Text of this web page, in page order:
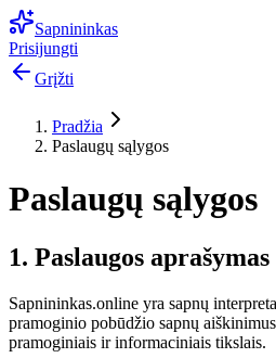
Sapnininkas
Prisijungti
Grįžti
Pradžia
Paslaugų sąlygos
Paslaugų sąlygos
1. Paslaugos aprašymas
Sapnininkas.online yra sapnų
pramoginio pobūdžio sapnų
pramoginiais ir informaciniais tikslais.